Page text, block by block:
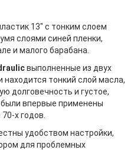
13" с тонким слоем
слоями синей пленки,
и малого барабана.
выполненные из двух
тонкий слой масла,
долговечность и густое,
были впервые применены
х годов.
удобством настройки,
для проблемных